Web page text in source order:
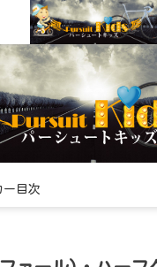
見つけた「希少なスポーツ雑貨
ー目次